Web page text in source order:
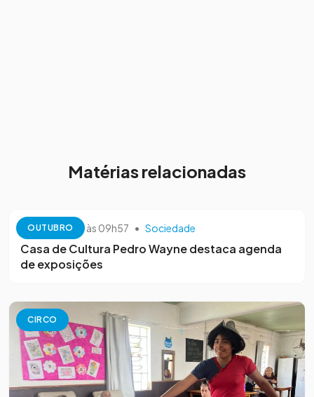
Matérias relacionadas
OUTUBRO
13 de outubro às 09h57 • Sociedade
Casa de Cultura Pedro Wayne destaca agenda
de exposições
CIRCO